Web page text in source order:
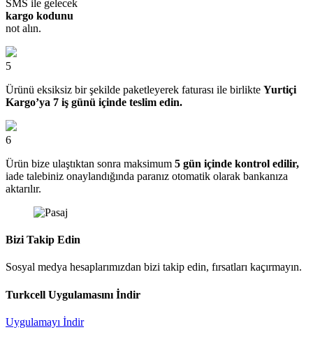
SMS ile gelecek
kargo kodunu
not alın.
5
Ürünü eksiksiz bir şekilde paketleyerek faturası ile birlikte Yurtiçi
Kargo’ya 7 iş günü içinde teslim edin.
6
Ürün bize ulaştıktan sonra maksimum 5 gün içinde kontrol edilir,
iade talebiniz onaylandığında paranız otomatik olarak bankanıza
aktarılır.
Bizi Takip Edin
Sosyal medya hesaplarımızdan bizi takip edin, fırsatları kaçırmayın.
Turkcell Uygulamasını İndir
Uygulamayı İndir